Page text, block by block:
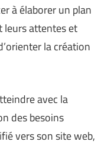
à élaborer un plan
leurs attentes et
la création
avec la
des besoins
vers son site web,